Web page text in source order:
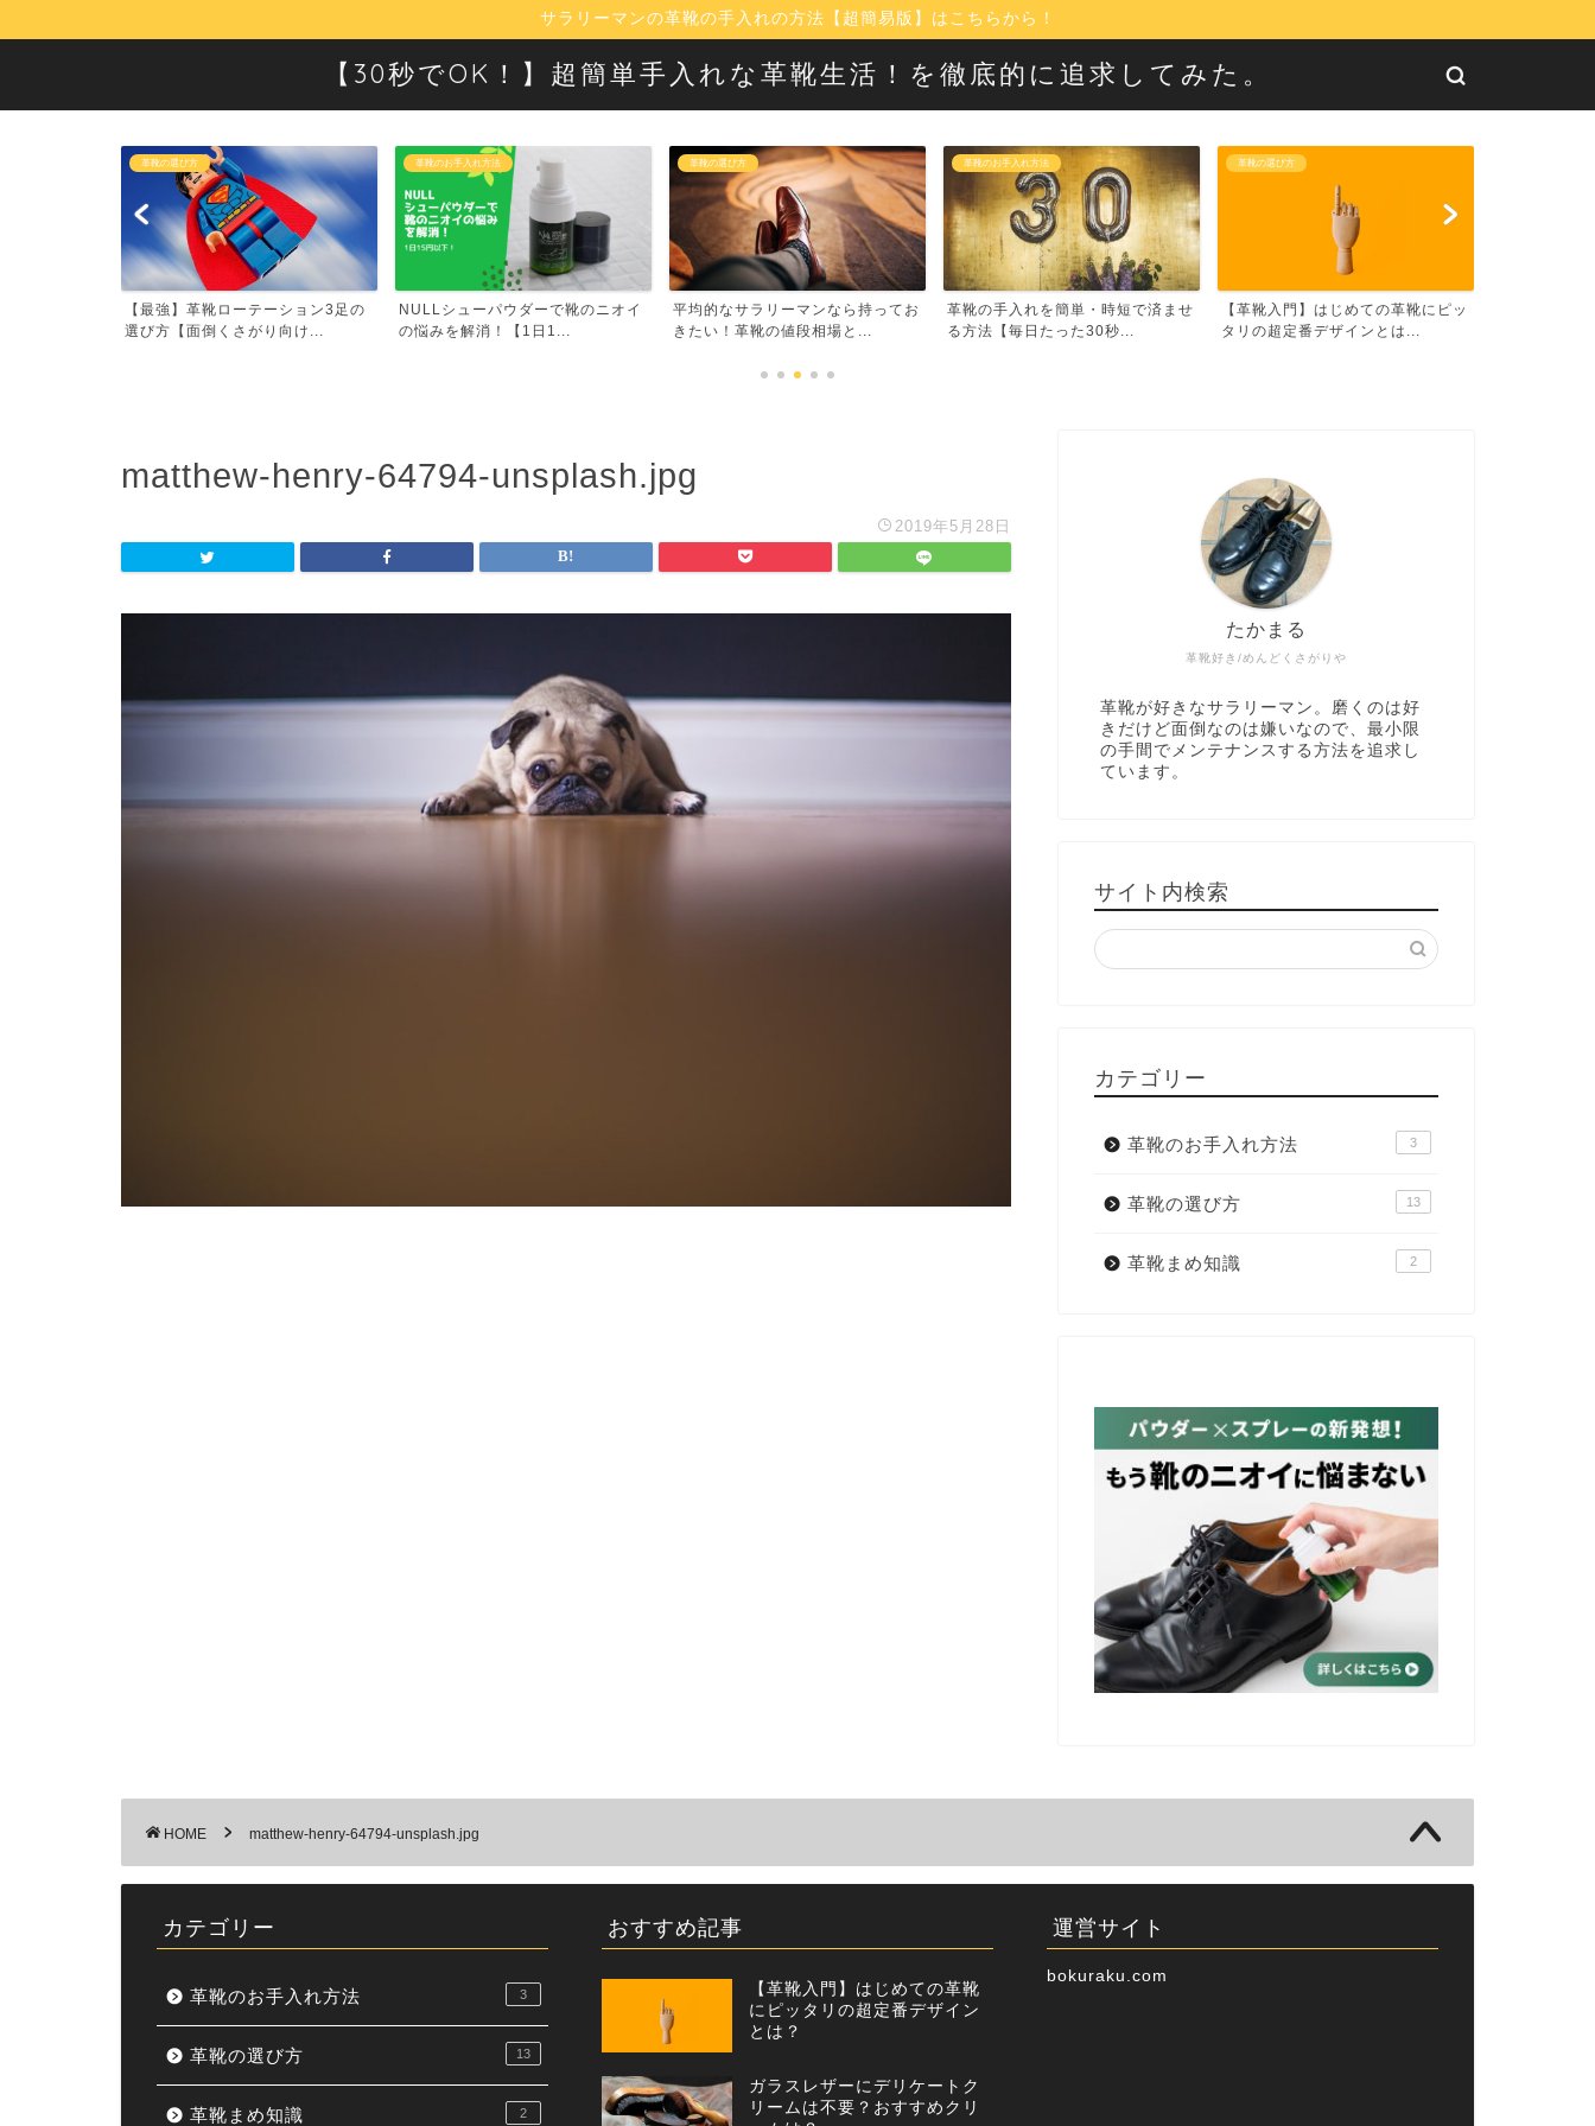
サラリーマンの革靴の手入れの方法【超簡易版】はこちらから！
【30秒でOK！】超簡単手入れな革靴生活！を徹底的に追求してみた。
革靴の選び方
【最強】革靴ローテーション3足の
選び方【面倒くさがり向け...
革靴のお手入れ方法
NULLシューパウダーで靴のニオイ
の悩みを解消！【1日1...
革靴の選び方
平均的なサラリーマンなら持ってお
きたい！革靴の値段相場と...
革靴のお手入れ方法
革靴の手入れを簡単・時短で済ませ
る方法【毎日たった30秒...
革靴の選び方
【革靴入門】はじめての革靴にピッ
タリの超定番デザインとは...
matthew-henry-64794-unsplash.jpg
2019年5月28日
革靴好き/めんどくさがりや
たかまる
革靴が好きなサラリーマン。磨くのは好
きだけど面倒なのは嫌いなので、最小限
の手間でメンテナンスする方法を追求し
ています。
サイト内検索
カテゴリー
革靴のお手入れ方法 3
革靴の選び方 13
革靴まめ知識 2
HOME matthew-henry-64794-unsplash.jpg
カテゴリー
革靴のお手入れ方法 3
革靴の選び方 13
革靴まめ知識 2
おすすめ記事
【革靴入門】はじめての革靴
にピッタリの超定番デザイン
とは？
ガラスレザーにデリケートク
リームは不要？おすすめクリ
運営サイト
bokuraku.com